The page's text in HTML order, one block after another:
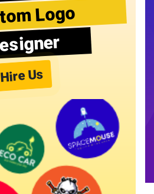
Logo
Hire Us